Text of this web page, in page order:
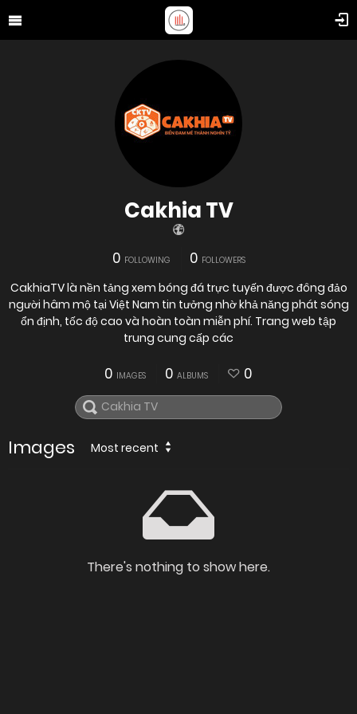
Cakhia TV
0 FOLLOWING 0 FOLLOWERS
CakhiaTV là nền tảng xem bóng đá trực tuyến được đông đảo
người hâm mộ tại Việt Nam tin tưởng nhờ khả năng phát sóng
ổn định, tốc độ cao và hoàn toàn miễn phí. Trang web tập
trung cung cấp các
0 IMAGES 0 ALBUMS 0
Images Most recent
There's nothing to show here.